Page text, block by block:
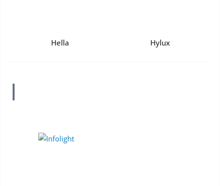
Hella Hylux
I